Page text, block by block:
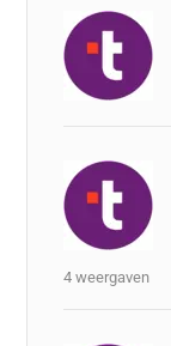
4 weergaven